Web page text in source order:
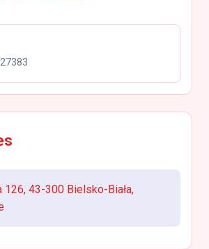
126, 43-300 Bielsko-Biała,